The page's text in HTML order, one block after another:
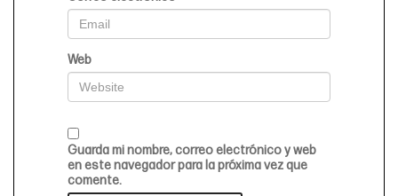
Web
Guarda mi nombre, correo electrónico y web
en este navegador para la próxima vez que
comente.